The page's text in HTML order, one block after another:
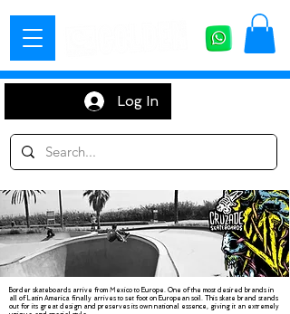
Log In
Border skateboards arrive from Mexico to Europe. One of the most desired brands in
all of Latin America finally arrives to set foot on European soil. This skate brand stands
out for its great design and preserves its own national essence, giving it an extremely